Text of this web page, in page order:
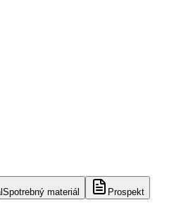
Spotrebný materiál Prospekt